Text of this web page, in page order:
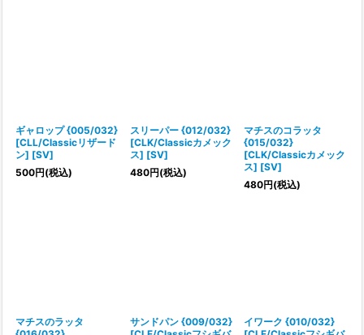
ギャロップ {005/032}
[CLL/Classicリザード
ン] [SV]
500円(税込)
スリーパー {012/032}
[CLK/Classicカメック
ス] [SV]
480円(税込)
マチスのコラッタ
{015/032}
[CLK/Classicカメック
ス] [SV]
480円(税込)
マチスのラッタ
サンドパン {009/032}
イワーク {010/032}